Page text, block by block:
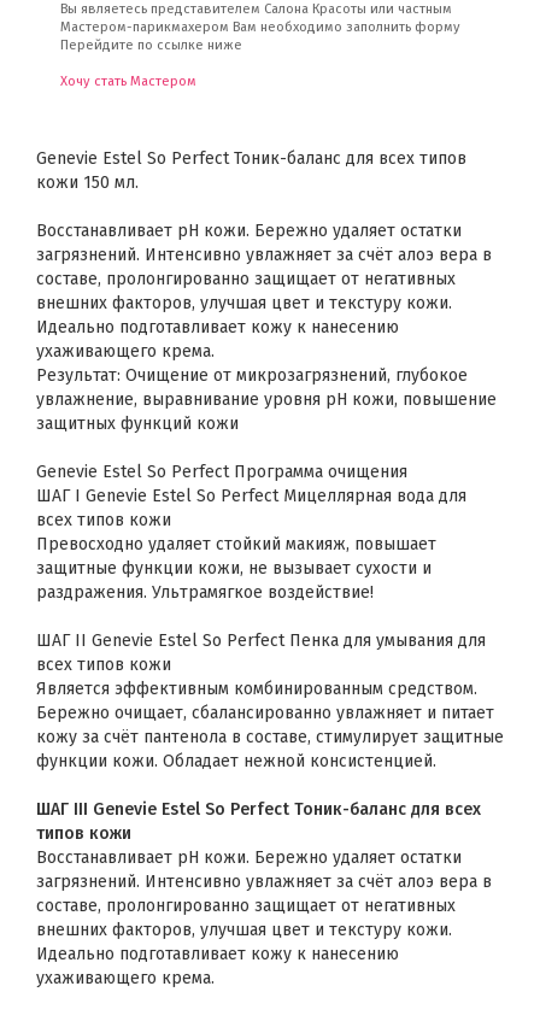
Вы являетесь представителем Салона Красоты или частным
Мастером-парикмахером Вам необходимо заполнить форму
Перейдите по ссылке ниже
Хочу стать Мастером
Genevie Estel So Perfect Тоник-баланс для всех типов
кожи 150 мл.
Восстанавливает pH кожи. Бережно удаляет остатки
загрязнений. Интенсивно увлажняет за счёт алоэ вера в
составе, пролонгированно защищает от негативных
внешних факторов, улучшая цвет и текстуру кожи.
Идеально подготавливает кожу к нанесению
ухаживающего крема.
Результат: Очищение от микрозагрязнений, глубокое
увлажнение, выравнивание уровня pH кожи, повышение
защитных функций кожи
Genevie Estel So Perfect Программа очищения
ШАГ I Genevie Estel So Perfect Мицеллярная вода для
всех типов кожи
Превосходно удаляет стойкий макияж, повышает
защитные функции кожи, не вызывает сухости и
раздражения. Ультрамягкое воздействие!
ШАГ II Genevie Estel So Perfect Пенка для умывания для
всех типов кожи
Является эффективным комбинированным средством.
Бережно очищает, сбалансированно увлажняет и питает
кожу за счёт пантенола в составе, стимулирует защитные
функции кожи. Обладает нежной консистенцией.
ШАГ III Genevie Estel So Perfect Тоник-баланс для всех
типов кожи
Восстанавливает pH кожи. Бережно удаляет остатки
загрязнений. Интенсивно увлажняет за счёт алоэ вера в
составе, пролонгированно защищает от негативных
внешних факторов, улучшая цвет и текстуру кожи.
Идеально подготавливает кожу к нанесению
ухаживающего крема.